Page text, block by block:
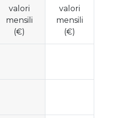
valori
mensili
(€)
valori
mensili
(€)